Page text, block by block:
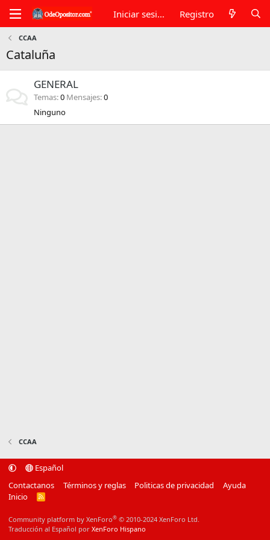
Iniciar sesión Registro
CCAA
Cataluña
GENERAL
Temas 0 Mensajes 0
Ninguno
CCAA
Español
Contactanos
Términos y reglas Politicas de privacidad
Ayuda
Inicio
R
Community platform by XenForo® © 2010-2024 XenForo Ltd.
Traducción al Español por XenForo Hispano